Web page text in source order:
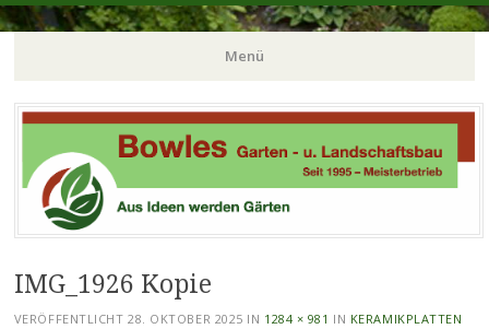
Bowles Garten- und
Landschaftsbau
Menü
Zum
springen
IMG_1926 Kopie
VERÖFFENTLICHT28. OKTOBER 2025 IN 1284 × 981 IN KERAMIKPLATTEN